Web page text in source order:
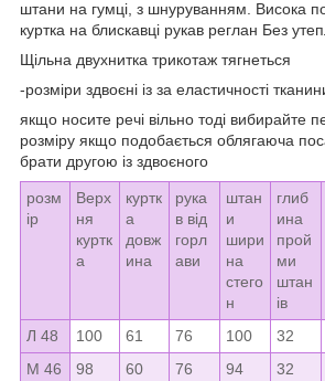
штани на гумці, з шнуруванням. Висока
куртка на блискавці рукав реглан Без
Щільна двухнитка трикотаж тягнеться
-розміри здвоєні із за еластичності
якщо носите речі вільно тоді вибирайте
розміру якщо подобається облягаюча
брати другою із здвоєного
розм
ір
Верх
ня
куртк
а
куртк
а
довж
ина
рука
в від
горл
ави
штан
и
шири
на
стего
н
глиб
ина
прой
ми
штан
ів
Л 48
100 61 76 100 32
М 46
98 60 76 94 32